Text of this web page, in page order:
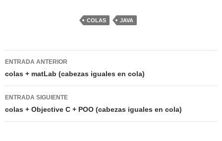
COLAS JAVA
Navegación
de
entradas
ENTRADA ANTERIOR
colas + matLab (cabezas iguales en cola)
ENTRADA SIGUIENTE
colas + Objective C + POO (cabezas iguales en cola)